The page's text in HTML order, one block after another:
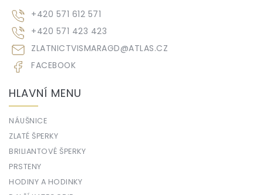
ZLATNICTVISMARAGD@ATLAS.CZ
+420 571 612 571
+420 571 423 423
FACEBOOK
HLAVNÍ MENU
NÁUŠNICE
ZLATÉ ŠPERKY
BRILIANTOVÉ ŠPERKY
PRSTENY
HODINY A HODINKY